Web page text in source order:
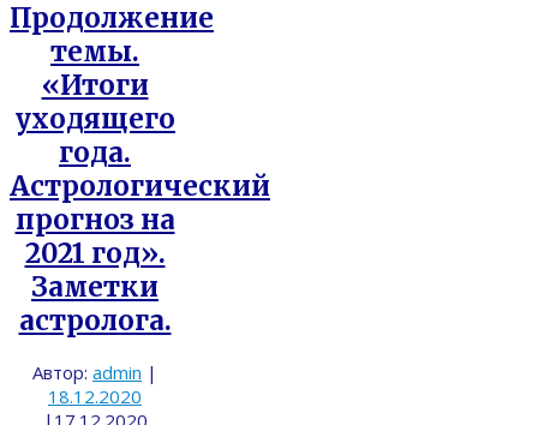
Продолжение
темы.
«Итоги
уходящего
года.
Астрологический
прогноз на
2021 год».
Заметки
астролога.
Автор: admin |
18.12.2020